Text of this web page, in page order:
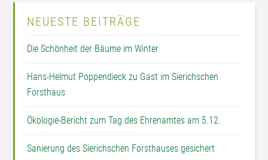
NEUESTE BEITRÄGE
Die Schönheit der Bäume im Winter
Hans-Helmut Poppendieck zu Gast im Sierichschen
Forsthaus
Ökologie-Bericht zum Tag des Ehrenamtes am 5.12.
Sanierung des Sierichschen Forsthauses gesichert